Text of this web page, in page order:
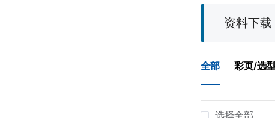
资料下载
全部 彩页/选型
选择全部